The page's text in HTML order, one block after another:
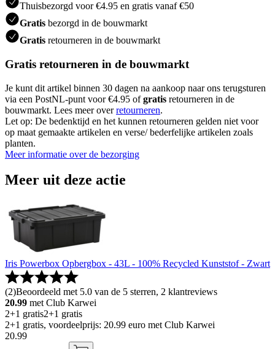
Thuisbezorgd voor €4.95 en gratis vanaf €50
Gratis bezorgd in de bouwmarkt
Gratis retourneren in de bouwmarkt
Gratis retourneren in de bouwmarkt
Je kunt dit artikel binnen 30 dagen na aankoop naar ons terugsturen
via een PostNL-punt voor €4.95 ofgratis retourneren in de
bouwmarkt. Lees meer overretourneren.
Let op: De bedenktijd en het kunnen retourneren gelden niet voor
op maat gemaakte artikelen en verse/ bederfelijke artikelen zoals
planten.
Meer informatie over de bezorging
Meer uit deze actie
Iris Powerbox Opbergbox - 43L - 100% Recycled Kunststof - Zwart
(2)Beoordeeld met 5.0 van de 5 sterren, 2 klantreviews
20.99 met Club Karwei
2+1 gratis2+1 gratis
2+1 gratis, voordeelprijs: 20.99 euro met Club Karwei
20.99